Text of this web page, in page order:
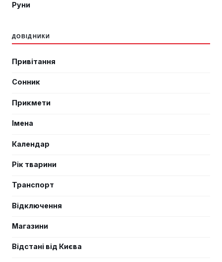
Руни
ДОВІДНИКИ
Привітання
Сонник
Прикмети
Імена
Календар
Рік тварини
Транспорт
Відключення
Магазини
Відстані від Києва